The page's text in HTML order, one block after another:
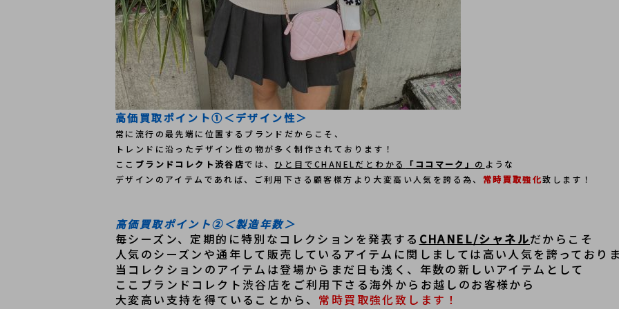
高価買取ポイント①＜デザイン性＞
常に流行の最先端に位置するブランドだからこそ、
トレンドに沿ったデザイン性の物が多く制作されております！
ここ ブランドコレクト渋谷店では、 ひと目でCHANELだとわかる 「ココマーク」 の ような
デザインのアイテムであれば、ご利用下さる顧客様方より大変高い人気を誇る為、 常時買取強化致します！
高価買取ポイント②＜製造年数＞
毎シーズン、定期的に特別なコレクションを発表する CHANEL/シャネルだからこそ
人気のシーズンや通年して販売しているアイテムに関しましては高い人気を誇っており
当コレクションのアイテムは登場からまだ日も浅く、年数の新しいアイテムとして
ここブランドコレクト渋谷店をご利用下さる海外からお越しのお客様から
大変高い支持を得ていることから、 常時買取強化致します！